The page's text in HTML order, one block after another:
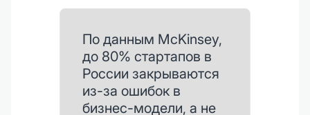
По данным McKinsey,
до 80% стартапов в
России закрываются
из-за ошибок в
бизнес-модели, а не